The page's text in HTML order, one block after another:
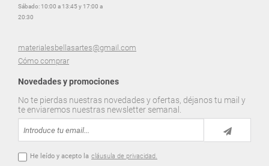
Sábado: 10:00 a 13:45 y 17:00 a
20:30
materialesbellasartes@gmail.com
Cómo comprar
Novedades y promociones
No te pierdas nuestras novedades y ofertas, déjanos tu mail y
te enviaremos nuestras newsletter semanal.
He leído y acepto la cláusula de privacidad.